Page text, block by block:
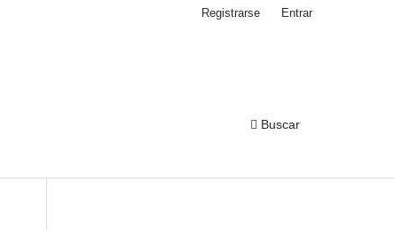
Buscar
Registrarse Entrar